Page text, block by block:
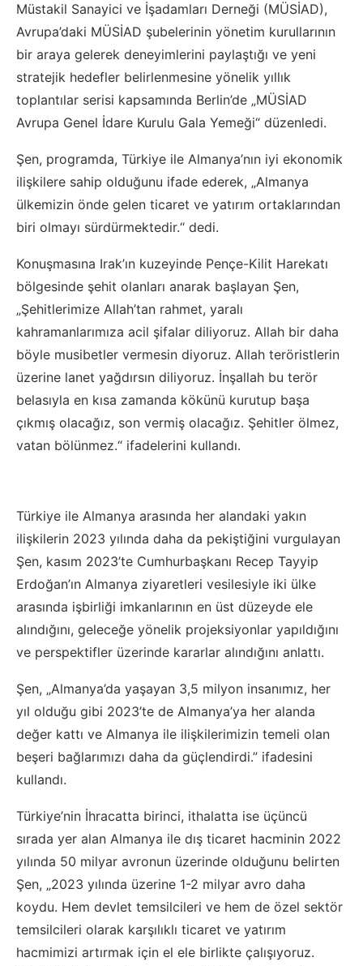
Müstakil Sanayici ve İşadamları Derneği (MÜSİAD),
Avrupa’daki MÜSİAD şubelerinin yönetim kurullarının
bir araya gelerek deneyimlerini paylaştığı ve yeni
stratejik hedefler belirlenmesine yönelik yıllık
toplantılar serisi kapsamında Berlin’de „MÜSİAD
Avrupa Genel İdare Kurulu Gala Yemeği“ düzenledi.
Şen, programda, Türkiye ile Almanya’nın iyi ekonomik
ilişkilere sahip olduğunu ifade ederek, „Almanya
ülkemizin önde gelen ticaret ve yatırım ortaklarından
biri olmayı sürdürmektedir.“ dedi.
Konuşmasına Irak’ın kuzeyinde Pençe-Kilit Harekatı
bölgesinde şehit olanları anarak başlayan Şen,
„Şehitlerimize Allah’tan rahmet, yaralı
kahramanlarımıza acil şifalar diliyoruz. Allah bir daha
böyle musibetler vermesin diyoruz. Allah teröristlerin
üzerine lanet yağdırsın diliyoruz. İnşallah bu terör
belasıyla en kısa zamanda kökünü kurutup başa
çıkmış olacağız, son vermiş olacağız. Şehitler ölmez,
vatan bölünmez.“ ifadelerini kullandı.
Türkiye ile Almanya arasında her alandaki yakın
ilişkilerin 2023 yılında daha da pekiştiğini vurgulayan
Şen, kasım 2023’te Cumhurbaşkanı Recep Tayyip
Erdoğan’ın Almanya ziyaretleri vesilesiyle iki ülke
arasında işbirliği imkanlarının en üst düzeyde ele
alındığını, geleceğe yönelik projeksiyonlar yapıldığını
ve perspektifler üzerinde kararlar alındığını anlattı.
Şen, „Almanya’da yaşayan 3,5 milyon insanımız, her
yıl olduğu gibi 2023’te de Almanya’ya her alanda
değer kattı ve Almanya ile ilişkilerimizin temeli olan
beşeri bağlarımızı daha da güçlendirdi.” ifadesini
kullandı.
Türkiye’nin İhracatta birinci, ithalatta ise üçüncü
sırada yer alan Almanya ile dış ticaret hacminin 2022
yılında 50 milyar avronun üzerinde olduğunu belirten
Şen, „2023 yılında üzerine 1-2 milyar avro daha
koydu. Hem devlet temsilcileri ve hem de özel sektör
temsilcileri olarak karşılıklı ticaret ve yatırım
hacmimizi artırmak için el ele birlikte çalışıyoruz.